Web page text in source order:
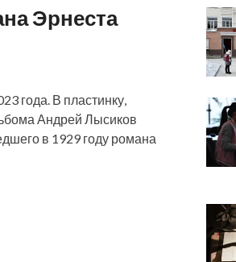
Эрнеста
года. В пластинку,
Андрей Лысиков
в 1929 году романа